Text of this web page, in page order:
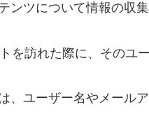
ンツについて情報の収
を訪れた際に、そのユ
、ユーザー名やメール